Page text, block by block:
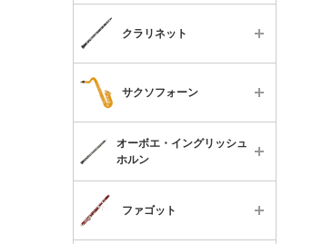
特殊管クラリネット
バスクラリネット
ソプラノサックス
テナーサックス
バリトンサックス
チューナー・メトロノーム
メンテナンス用品
書籍
チケット
すべて
メンテナンス用品
便利なグッズ
教本・楽譜・書籍
クラリネット
楽器本体
ケースカバー・ケース
スピース
サクソフォーン
楽器本体
ケース
オーボエ・イングリッシュ
ホルン
すべて
ファゴット